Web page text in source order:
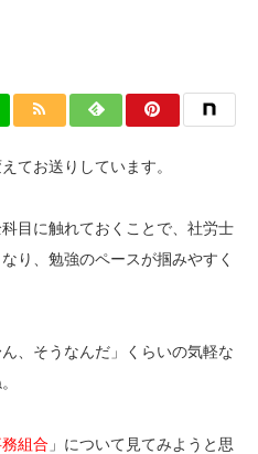
てお送りしています。
目に触れておくことで、社労士
り、勉強のペースが掴みやすく
、そうなんだ」くらいの気軽な
組合 」について見てみようと思